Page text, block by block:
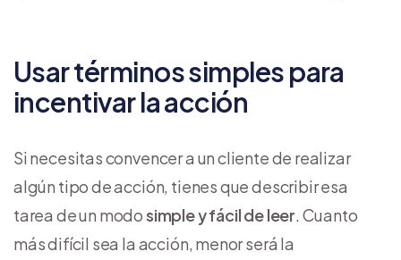
Usar términos simples para
incentivar la acción
Si necesitas convencer a un cliente de realizar
algún tipo de acción, tienes que describir esa
tarea de un modosimple y fácil de leer. Cuanto
más difícil sea la acción, menor será la